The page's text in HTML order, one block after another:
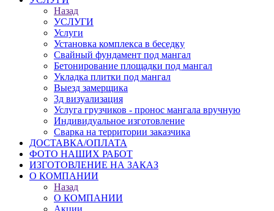
Назад
УСЛУГИ
Услуги
Установка комплекса в беседку
Свайный фундамент под мангал
Бетонирование площадки под мангал
Укладка плитки под мангал
Выезд замерщика
3д визуализация
Услуга грузчиков - пронос мангала вручную
Индивидуальное изготовление
Сварка на территории заказчика
ДОСТАВКА/ОПЛАТА
ФОТО НАШИХ РАБОТ
ИЗГОТОВЛЕНИЕ НА ЗАКАЗ
О КОМПАНИИ
Назад
О КОМПАНИИ
Акции